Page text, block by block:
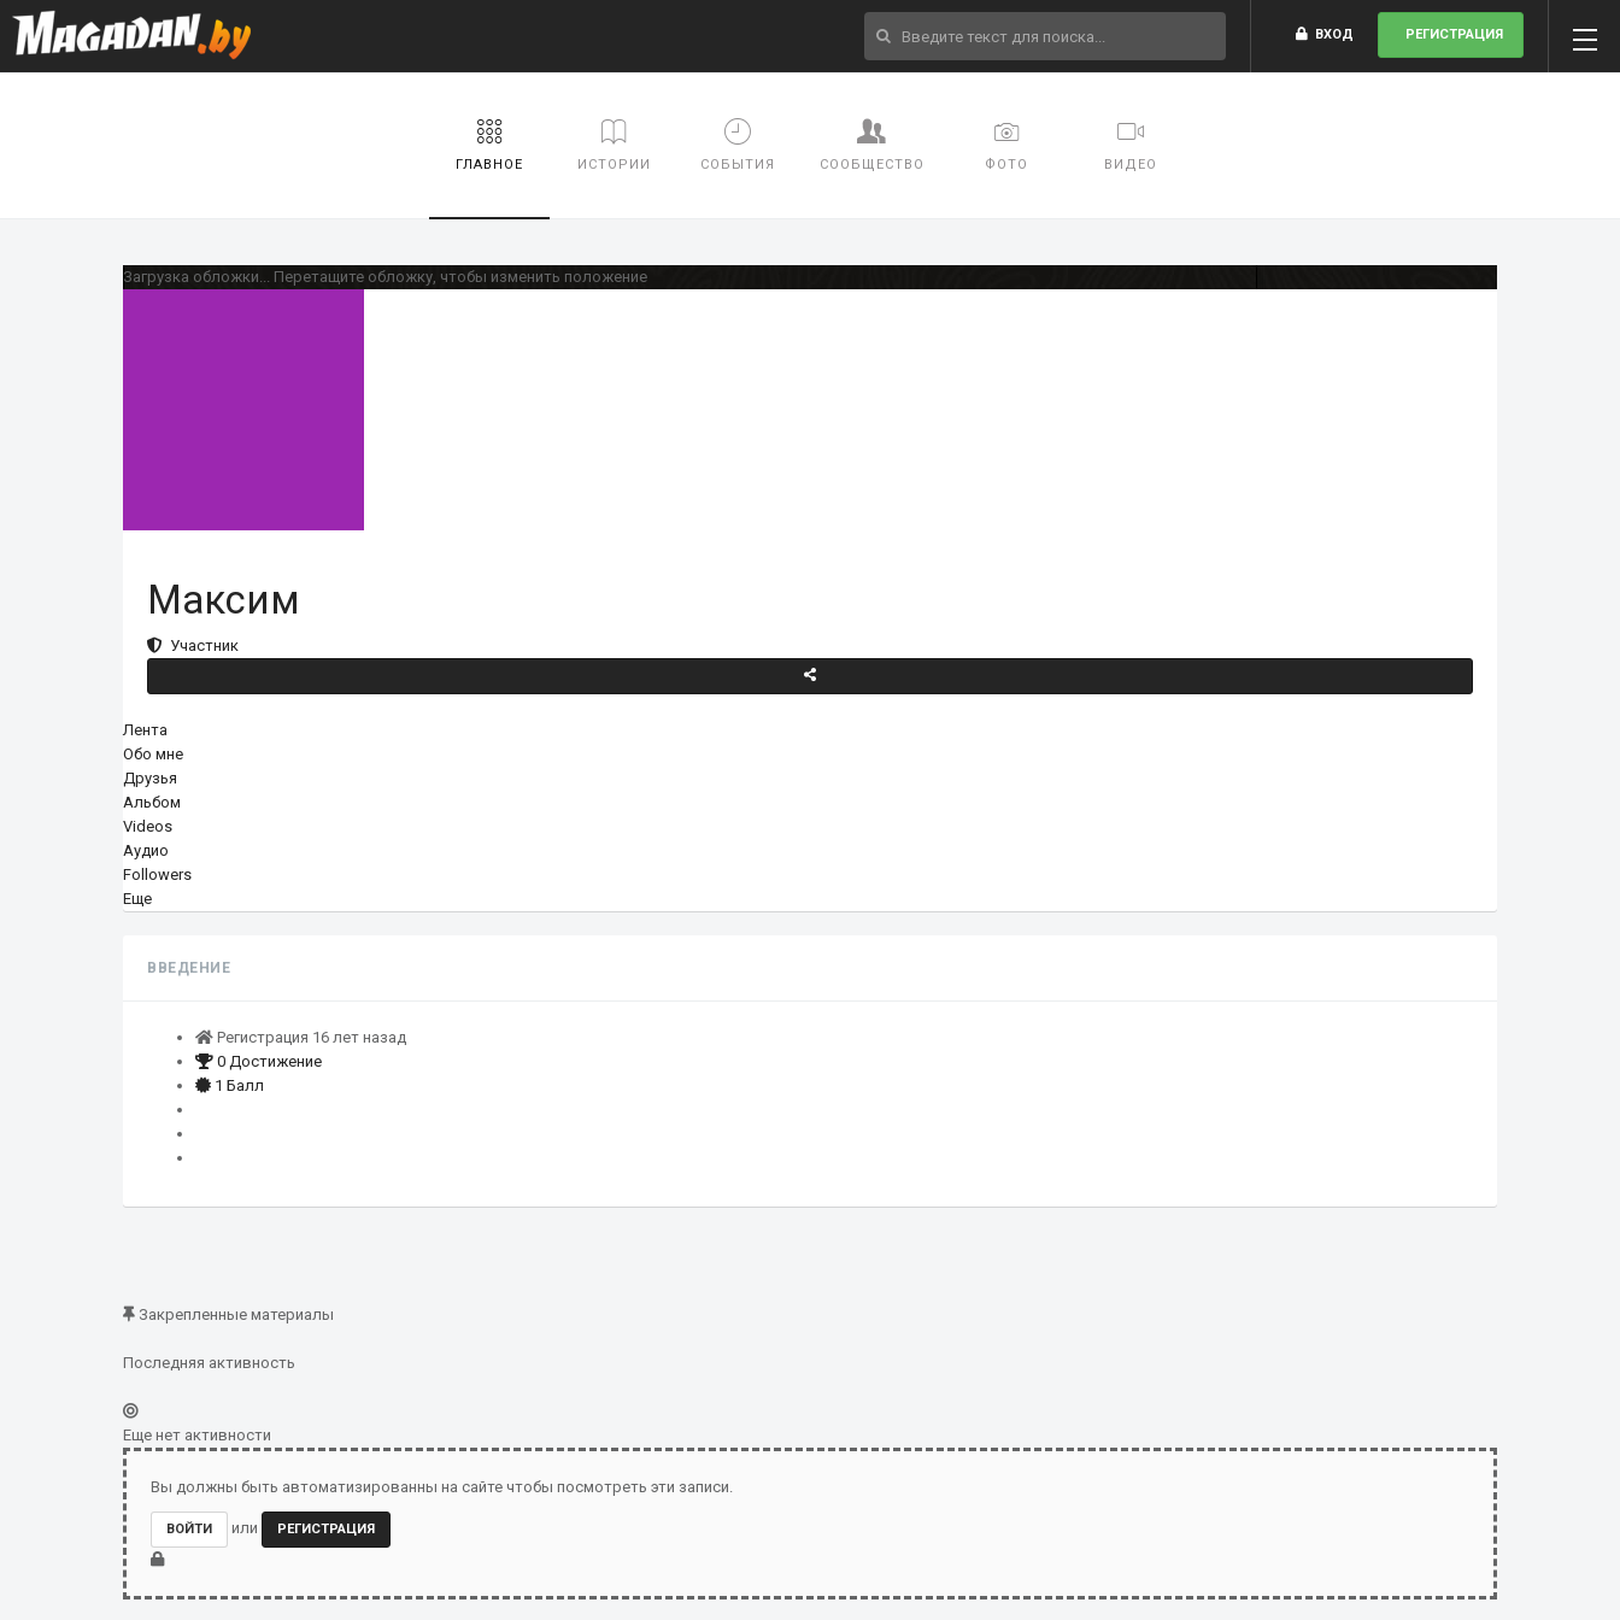
ВХОД РЕГИСТРАЦИЯ
ГЛАВНОЕ ИСТОРИИ СОБЫТИЯ СООБЩЕСТВО ФОТО ВИДЕО
Загрузка обложки... Перетащите обложку, чтобы изменить положение
Максим
Участник
Лента
Обо мне
Друзья
Альбом
Videos
Аудио
Followers
Еще
ВВЕДЕНИЕ
Регистрация 16 лет назад
0 Достижение
1 Балл
Закрепленные материалы
Последняя активность
Еще нет активности
Вы должны быть автоматизированны на сайте чтобы посмотреть эти записи.
ВОЙТИ или РЕГИСТРАЦИЯ